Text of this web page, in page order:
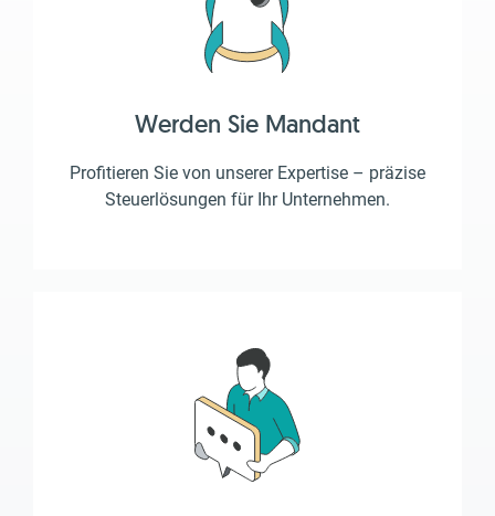
Werden Sie Mandant
Profitieren Sie von unserer Expertise – präzise
Steuerlösungen für Ihr Unternehmen.